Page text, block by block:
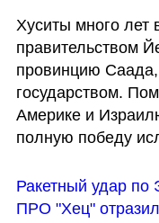
Хуситы много
правительством
провинцию Саада,
государством.
Америке и
полную победу
Ракетный удар по
ПРО "Хец"